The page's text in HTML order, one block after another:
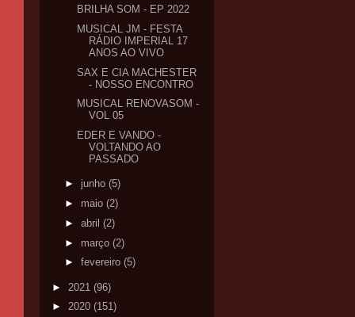
BRILHA SOM - EP 2022
MUSICAL JM - FESTA
RÁDIO IMPERIAL 17
ANOS AO VIVO
SAX E CIA MACHESTER
- NOSSO ENCONTRO
MUSICAL RENOVASOM -
VOL 05
EDER E VANDO -
VOLTANDO AO
PASSADO
► junho (5)
► maio (2)
► abril (2)
► março (2)
► fevereiro (5)
► 2021 (96)
► 2020 (151)